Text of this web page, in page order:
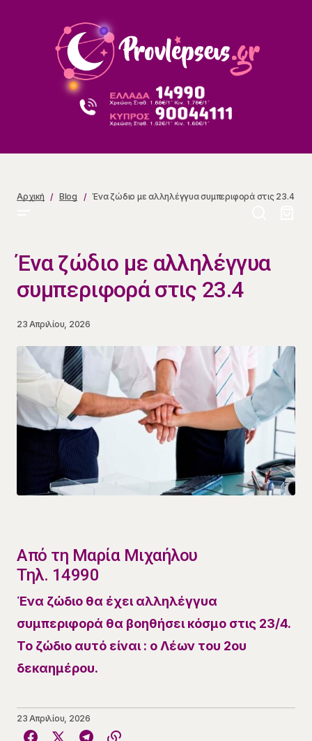
Αρχική Blog Ένα ζώδιο με αλληλέγγυα συμπεριφορά στις 23.4
Ένα ζώδιο με αλληλέγγυα
συμπεριφορά στις 23.4
23 Απριλίου, 2026
​Από τη Μαρία Μιχαήλου
Τηλ. 14990
Ένα ζώδιο θα έχει αλληλέγγυα
συμπεριφορά θα βοηθήσει κόσμο στις 23/4.
Το ζώδιο αυτό είναι : ο Λέων του 2ου
δεκαημέρου.
23 Απριλίου, 2026